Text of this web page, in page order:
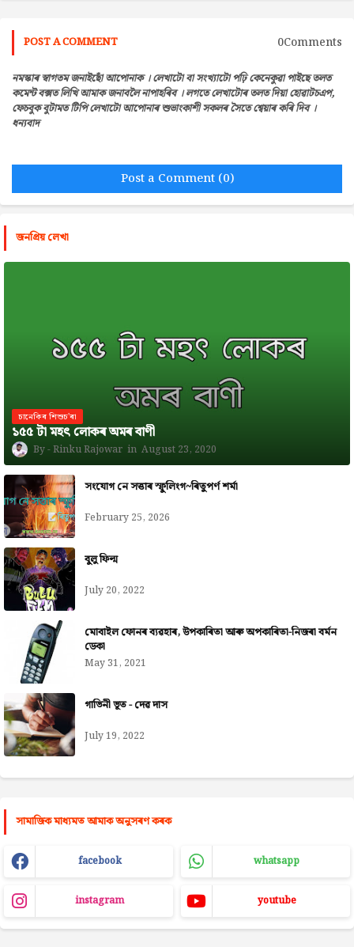
POST A COMMENT 0Comments
নমস্কাৰ স্বাগতম জনাইছোঁ আপোনাক । লেখাটো বা সংখ্যাটো পঢ়ি কেনেকুৱা পাইছে তলত
কমেন্ট বক্সত লিখি আমাক জনাবলৈ নাপাহৰিব । লগতে লেখাটোৰ তলত দিয়া হোৱাটচএপ,
ফেচবুক বুটামত টিপি লেখাটো আপোনাৰ শুভাংকাশী সকলৰ সৈতে শ্বেয়াৰ কৰি দিব ।
ধন্যবাদ
Post a Comment (0)
জনপ্রিয় লেখা
চানেকিৰ শিশুচ'ৰা
১৫৫ টা মহৎ লোকৰ অমৰ বাণী
Rinku Rajowar August 23, 2020
সংযোগ নে সত্তাৰ স্ফুলিংগ~ৰিতুপৰ্ণ শৰ্মা
February 25, 2026
বুলু ফিল্ম
July 20, 2022
মোবাইল ফোনৰ ব্যৱহাৰ, উপকাৰিতা আৰু অপকাৰিতা-নিজৰা বৰ্মন
ডেকা
May 31, 2021
গাভিনী ভূত - দেৱ দাস
July 19, 2022
সামাজিক মাধ্যমত আমাক অনুসৰণ কৰক
facebook whatsapp
instagram youtube